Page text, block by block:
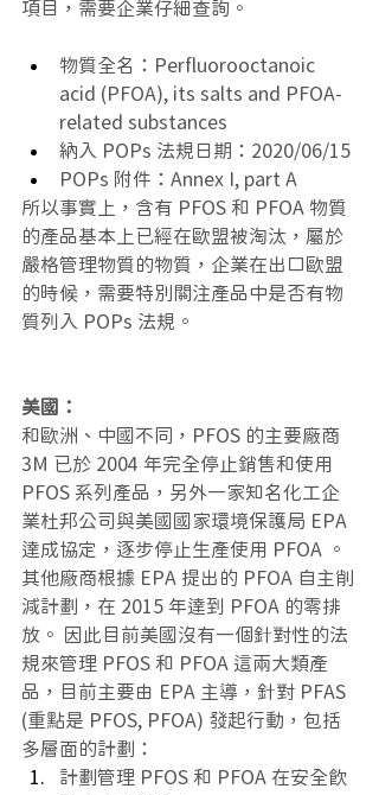
項目，需要企業仔細查詢。
物質全名：Perfluorooctanoic
acid (PFOA), its salts and PFOA-
related substances
納入 POPs 法規日期：2020/06/15
POPs 附件：Annex I, part A
所以事實上，含有 PFOS 和 PFOA 物質
的產品基本上已經在歐盟被淘汰，屬於
嚴格管理物質的物質，企業在出口歐盟
的時候，需要特別關注產品中是否有物
質列入 POPs 法規。
美國：
和歐洲、中國不同，PFOS 的主要廠商
3M 已於 2004 年完全停止銷售和使用
PFOS 系列產品，另外一家知名化工企
業杜邦公司與美國國家環境保護局 EPA
達成協定，逐步停止生產使用 PFOA 。
其他廠商根據 EPA 提出的 PFOA 自主削
減計劃，在 2015 年達到 PFOA 的零排
放。 因此目前美國沒有一個針對性的法
規來管理 PFOS 和 PFOA 這兩大類產
品，目前主要由 EPA 主導，針對 PFAS
(重點是 PFOS, PFOA) 發起行動，包括
多層面的計劃：
計劃管理 PFOS 和 PFOA 在安全飲